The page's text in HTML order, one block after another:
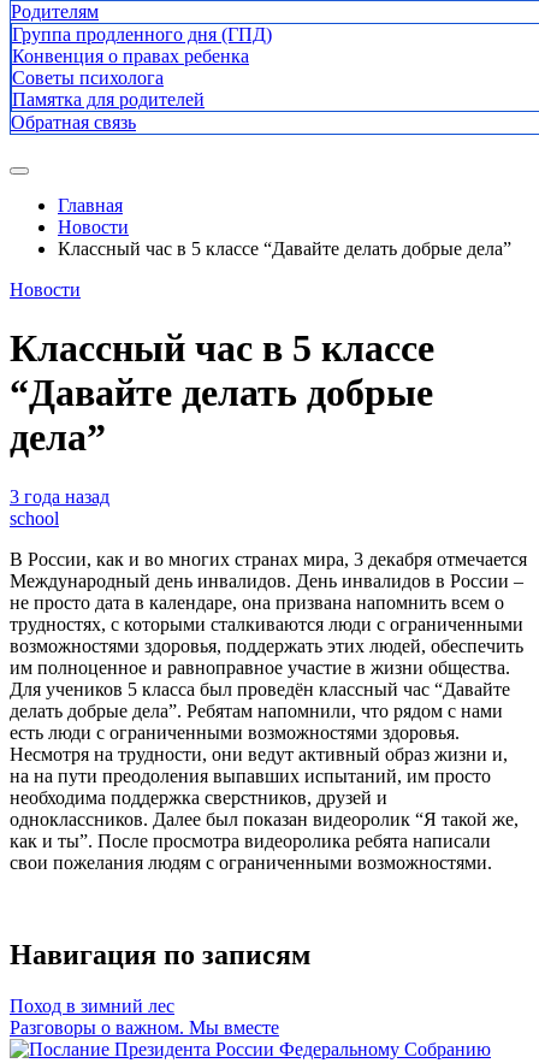
Родителям
Группа продленного дня (ГПД)
Конвенция о правах ребенка
Советы психолога
Памятка для родителей
Обратная связь
Главная
Новости
Классный час в 5 классе “Давайте делать добрые дела”
Новости
Классный час в 5 классе
“Давайте делать добрые
дела”
3 года назад
school
В России, как и во многих странах мира, 3 декабря отмечается
Международный день инвалидов. День инвалидов в России –
не просто дата в календаре, она призвана напомнить всем о
трудностях, с которыми сталкиваются люди с ограниченными
возможностями здоровья, поддержать этих людей, обеспечить
им полноценное и равноправное участие в жизни общества.
Для учеников 5 класса был проведён классный час “Давайте
делать добрые дела”. Ребятам напомнили, что рядом с нами
есть люди с ограниченными возможностями здоровья.
Несмотря на трудности, они ведут активный образ жизни и,
на на пути преодоления выпавших испытаний, им просто
необходима поддержка сверстников, друзей и
одноклассников. Далее был показан видеоролик “Я такой же,
как и ты”. После просмотра видеоролика ребята написали
свои пожелания людям с ограниченными возможностями.
Навигация по записям
Поход в зимний лес
Разговоры о важном. Мы вместе